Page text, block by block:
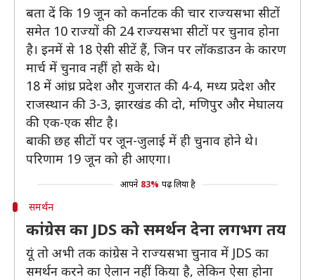
बता दें कि 19 जून को कर्नाटक की चार राज्यसभा सीटों
समेत 10 राज्यों की 24 राज्यसभा सीटों पर चुनाव होना
है। इनमें से 18 ऐसी सीटें हैं, जिन पर लॉकडाउन के कारण
मार्च में चुनाव नहीं हो सके थे।
18 में आंध्र प्रदेश और गुजरात की 4-4, मध्य प्रदेश और
राजस्थान की 3-3, झारखंड की दो, मणिपुर और मेघालय
की एक-एक सीट है।
बाकी छह सीटों पर जून-जुलाई में ही चुनाव होने थे।
परिणाम 19 जून को ही आएगा।
आपने 83% पढ़ लिया है
समर्थन
कांग्रेस का JDS को समर्थन देना लगभग तय
यूं तो अभी तक कांग्रेस ने राज्यसभा चुनाव में JDS का
समर्थन करने का ऐलान नहीं किया है, लेकिन ऐसा होना